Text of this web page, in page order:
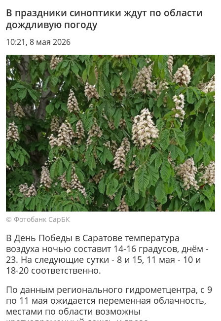
В праздники синоптики ждут по области
дождливую погоду
10:21, 8 мая 2026
© Фотобанк СарБК
В День Победы в Саратове температура
воздуха ночью составит 14-16 градусов, днём -
23. На следующие сутки - 8 и 15, 11 мая - 10 и
18-20 соответственно.
По данным регионального гидрометцентра, с 9
по 11 мая ожидается переменная облачность,
местами по области возможны